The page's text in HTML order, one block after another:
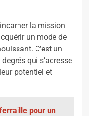
la mission
un mode de
C’est un
qui s’adresse
potentiel et
pour un